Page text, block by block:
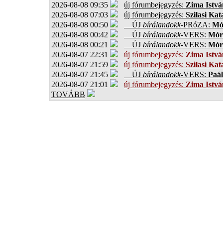
2026-08-08 09:35
új fórumbejegyzés: Zima
2026-08-08 07:03
új fórumbejegyzés: Szilasi
2026-08-08 00:50
ÚJ bírálandokk-PRóZA:
2026-08-08 00:42
ÚJ bírálandokk-VERS:
2026-08-08 00:21
ÚJ bírálandokk-VERS:
2026-08-07 22:31
új fórumbejegyzés: Zima
2026-08-07 21:59
új fórumbejegyzés: Szilasi
2026-08-07 21:45
ÚJ bírálandokk-VERS:
2026-08-07 21:01
új fórumbejegyzés: Zima
TOVÁBB